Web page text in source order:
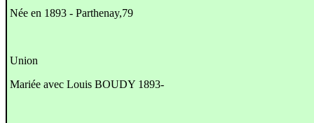
Née en 1893 - Parthenay,79
Union
Mariée avec Louis BOUDY 1893-